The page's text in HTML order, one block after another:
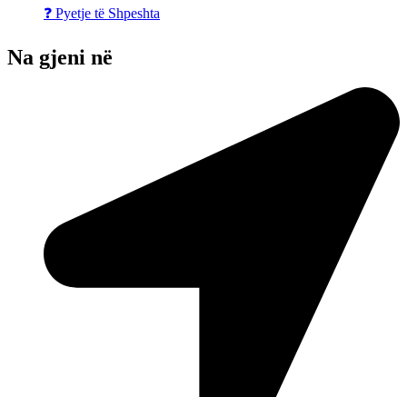
❓ Pyetje të Shpeshta
Na gjeni në